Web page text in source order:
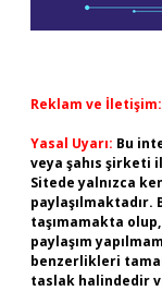
Reklam ve İletişim:
Yasal Uyarı: Bu
veya şahıs şirketi
Sitede yalnızca
taşımamakta
paylaşım
benzerlikleri
taslak halindedir